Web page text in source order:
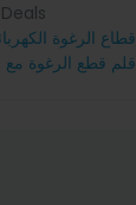
قاطع الرغوة الكهربائية 3 في 1